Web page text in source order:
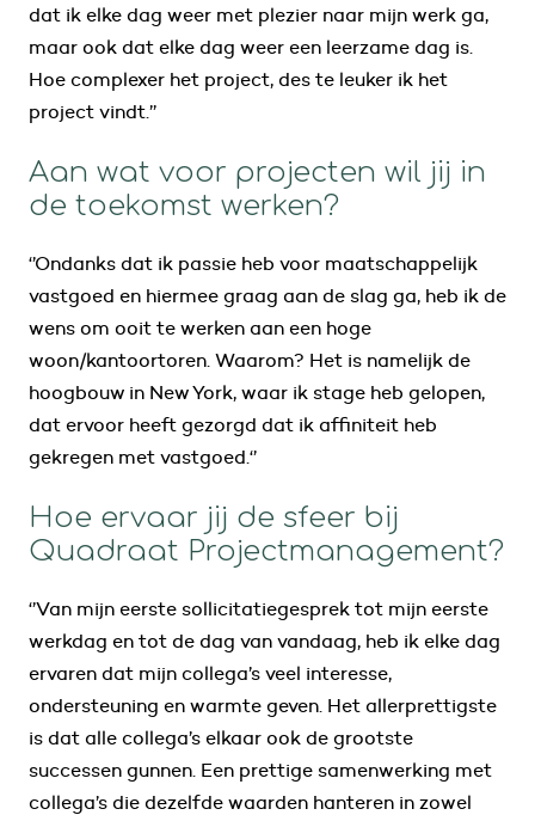
dat ik elke dag weer met plezier naar mijn werk ga,
maar ook dat elke dag weer een leerzame dag is.
Hoe complexer het project, des te leuker ik het
project vindt.’’
Aan wat voor projecten wil jij in
de toekomst werken?
‘’Ondanks dat ik passie heb voor maatschappelijk
vastgoed en hiermee graag aan de slag ga, heb ik de
wens om ooit te werken aan een hoge
woon/kantoortoren. Waarom? Het is namelijk de
hoogbouw in New York, waar ik stage heb gelopen,
dat ervoor heeft gezorgd dat ik affiniteit heb
gekregen met vastgoed.‘’
Hoe ervaar jij de sfeer bij
Quadraat Projectmanagement?
‘’Van mijn eerste sollicitatiegesprek tot mijn eerste
werkdag en tot de dag van vandaag, heb ik elke dag
ervaren dat mijn collega’s veel interesse,
ondersteuning en warmte geven. Het allerprettigste
is dat alle collega’s elkaar ook de grootste
successen gunnen. Een prettige samenwerking met
collega’s die dezelfde waarden hanteren in zowel